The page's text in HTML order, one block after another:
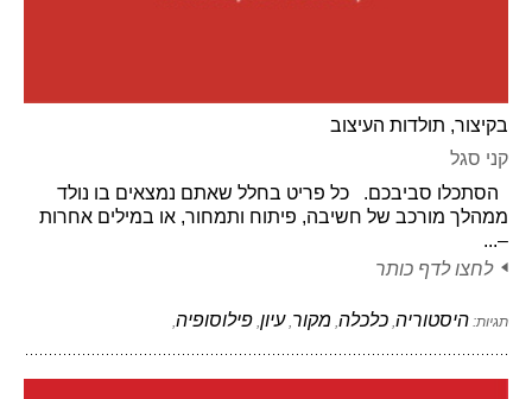
בקיצור, תולדות העיצוב
קני סגל
הסתכלו סביבכם. כל פריט בחלל שאתם נמצאים בו נולד
ממהלך מורכב של חשיבה, פיתוח ותמחור, או במילים אחרות
–...
לחצו לדף כותר
תגיות: היסטוריה, כלכלה, מקור,עיון, פילוסופיה,